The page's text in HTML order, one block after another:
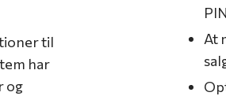
til
har
og
At